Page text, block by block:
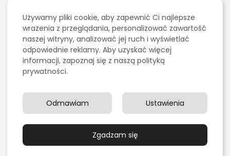
komponować się z ogrodem. Jeśli jednak zależy nam
na bardzo czystym, jasnym efekcie, trzeba liczyć się
z częstszym myciem.
Rośliny rosnące przy gabionach powinny być
kontrolowane. Pnącza mogą wyglądać pięknie, ale
niektóre gatunki wnikają w konstrukcję i utrudniają
świadomie, tak aby zdobiły ogrodzenie, a nie
przyspieszały jego zabrudzenie lub uszkodzenie.
Wady ogrodzenia
gabionowego
Mimo wielu zalet gabiony nie są rozwiązaniem
Używamy pliki cookie, aby zapewnić Ci najlepsze
wrażenia z przeglądania, personalizować zawartość
naszej witryny, analizować jej ruch i wyświetlać
odpowiednie reklamy. Aby uzyskać więcej
informacji, zapoznaj się z naszą polityką
prywatności.
Zgadzam się
Ustawienia
Odmawiam